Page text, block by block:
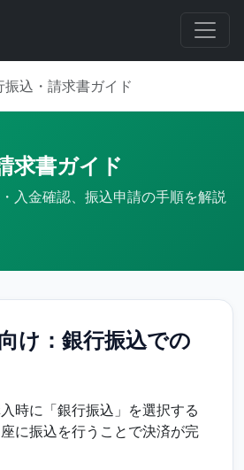
振込・請求書ガイド
求書ガイド
入金確認、振込申請の手順を解説
け：銀行振込での
時に「銀行振込」を選択する
に振込を行うことで決済が完